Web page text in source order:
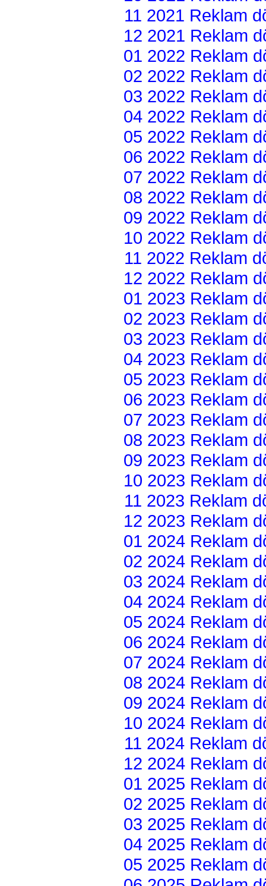
11 2021 Reklam
12 2021 Reklam
01 2022 Reklam
02 2022 Reklam
03 2022 Reklam
04 2022 Reklam
05 2022 Reklam
06 2022 Reklam
07 2022 Reklam
08 2022 Reklam
09 2022 Reklam
10 2022 Reklam
11 2022 Reklam
12 2022 Reklam
01 2023 Reklam
02 2023 Reklam
03 2023 Reklam
04 2023 Reklam
05 2023 Reklam
06 2023 Reklam
07 2023 Reklam
08 2023 Reklam
09 2023 Reklam
10 2023 Reklam
11 2023 Reklam
12 2023 Reklam
01 2024 Reklam
02 2024 Reklam
03 2024 Reklam
04 2024 Reklam
05 2024 Reklam
06 2024 Reklam
07 2024 Reklam
08 2024 Reklam
09 2024 Reklam
10 2024 Reklam
11 2024 Reklam
12 2024 Reklam
01 2025 Reklam
02 2025 Reklam
03 2025 Reklam
04 2025 Reklam
05 2025 Reklam